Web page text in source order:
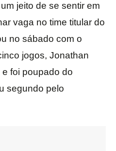
jeito de se sentir em
vaga no time titular do
no sábado com o
jogos, Jonathan
foi poupado do
segundo pelo